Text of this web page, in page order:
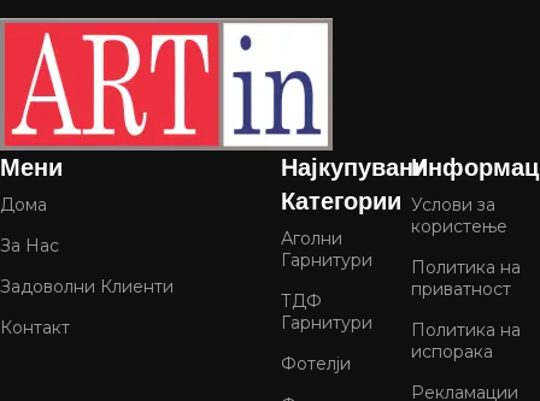
Мени
Дома
За Нас
Задоволни Клиенти
Контакт
Најкупувани
Категории
Аголни
Гарнитури
ТДФ
Гарнитури
Фотелји
Услови за
користење
Политика на
приватност
Политика на
испорака
Рекламации